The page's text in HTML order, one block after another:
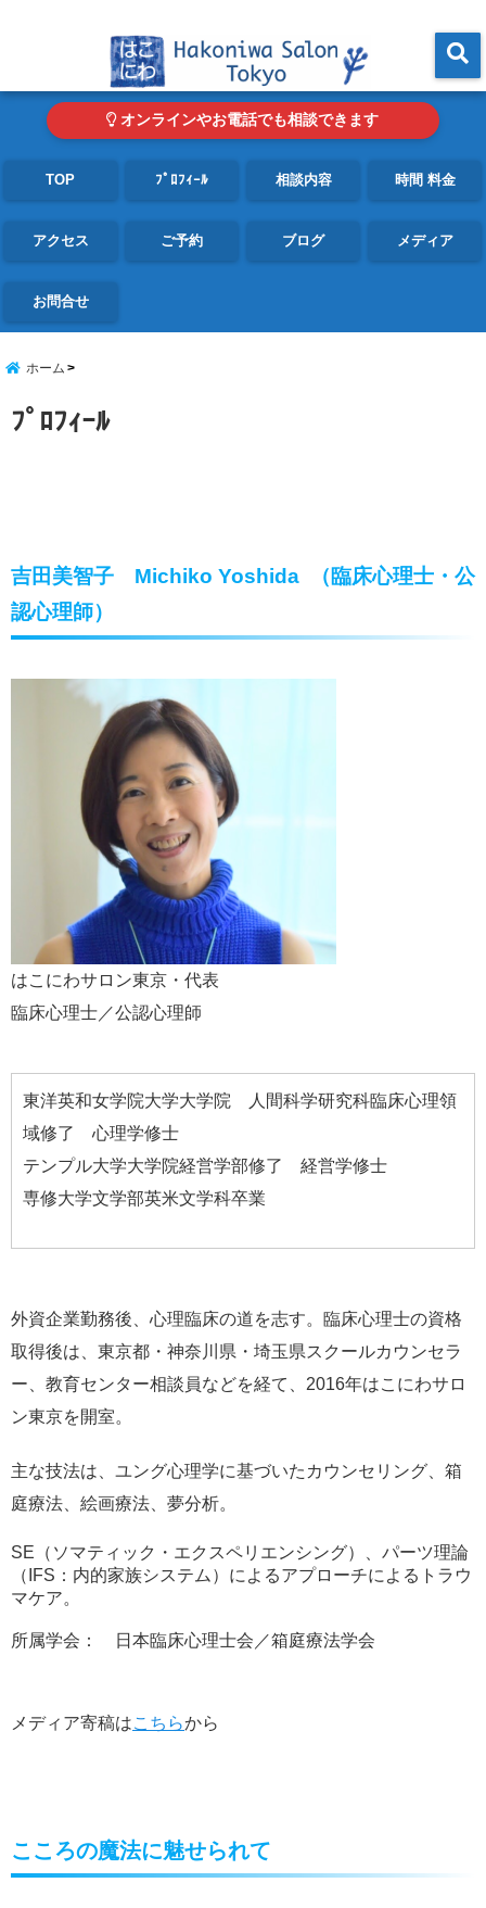
オンラインやお電話でも相談できます
TOP ﾌﾟﾛﾌｨｰﾙ 相談内容 時間 料金
アクセス ご予約 ブログ メディア
お問合せ
ホーム
ﾌﾟﾛﾌｨｰﾙ
吉田美智子 Michiko Yoshida （臨床心理士・公
認心理師）
はこにわサロン東京・代表
臨床心理士／公認心理師
東洋英和女学院大学大学院 人間科学研究科臨床心理領
域修了 心理学修士
テンプル大学大学院経営学部修了 経営学修士
専修大学文学部英米文学科卒業
外資企業勤務後、心理臨床の道を志す。臨床心理士の資格
取得後は、東京都・神奈川県・埼玉県スクールカウンセラ
ー、教育センター相談員などを経て、2016年はこにわサロ
ン東京を開室。
主な技法は、ユング心理学に基づいたカウンセリング、箱
庭療法、絵画療法、夢分析。
SE （ソマティック・エクスペリエンシング）、パーツ理論
（ IFS ：内的家族システム）によるアプローチによるトラウ
マケア。
所属学会： 日本臨床心理士会／箱庭療法学会
メディア寄稿はこちらから
こころの魔法に魅せられて